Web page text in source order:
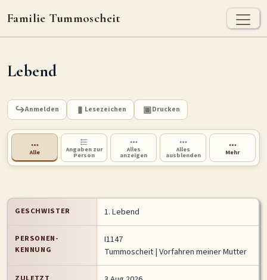
Familie Tummoscheit
Jan Tummoscheit
STAMMBAUM
Ahnenforschung Stammbaum Tummoscheit
Orte Historische Karte
ARCHIV
Dokumente Kirchenbucheinträge Standesamteinträge
Fotos
Lebend
Anmelden Lesezeichen Drucken
Alle Angaben zur
Person
Alles
anzeigen
Alles
ausblenden Mehr
GESCHWISTER 1. Lebend
PERSONEN-
KENNUNG
I1147
Tummoscheit| Vorfahren meiner Mutter